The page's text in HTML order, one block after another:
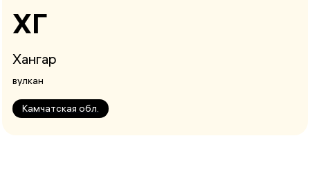
ХГ
Хангар
вулкан
Камчатская обл.